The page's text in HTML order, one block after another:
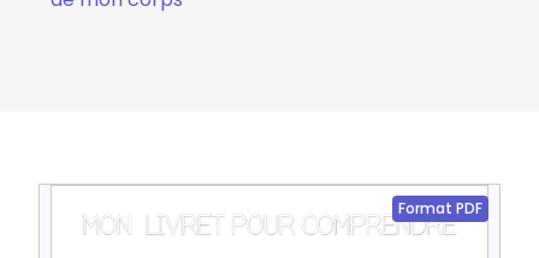
Format PDF